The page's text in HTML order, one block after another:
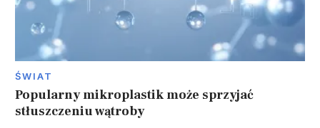
ŚWIAT
Popularny mikroplastik może sprzyjać
stłuszczeniu wątroby